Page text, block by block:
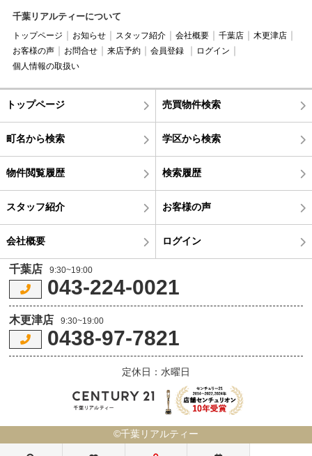
千葉リアルティーについて
トップページ お知らせ スタッフ紹介 会社概要 千葉店
木更津店
お客様の声
お問合せ 来店予約 会員登録
ログイン
個人情報の取扱い
トップページ 売買物件検索
町名から検索 学区から検索
物件閲覧履歴 検索履歴
スタッフ紹介 お客様の声
会社概要 ログイン
千葉店 9:30~19:00
043-224-0021
木更津店 9:30~19:00
0438-97-7821
定休日：水曜日
©千葉リアルティー